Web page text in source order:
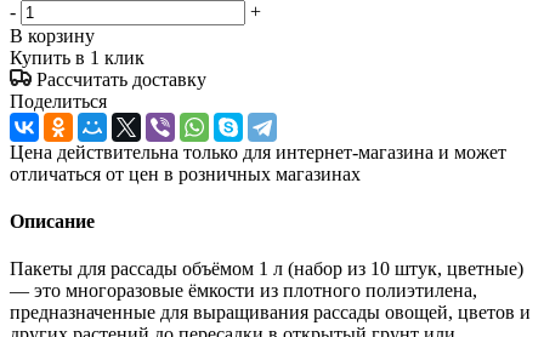
-
+
В корзину
Купить в 1 клик
Рассчитать доставку
Поделиться
Цена действительна только для интернет-магазина и может
отличаться от цен в розничных магазинах
Описание
Пакеты для рассады объёмом 1 л (набор из 10 штук, цветные)
— это многоразовые ёмкости из плотного полиэтилена,
предназначенные для выращивания рассады овощей, цветов и